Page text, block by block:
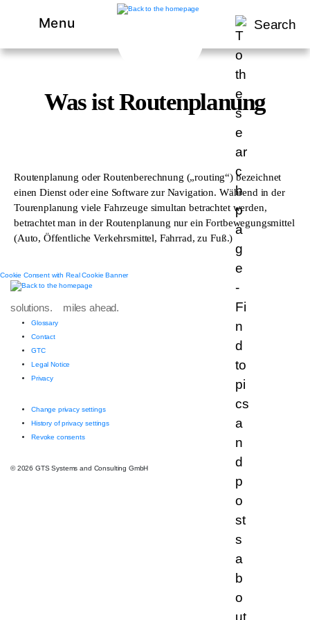
Menu Search
Was ist Routenplanung
Routenplanung oder Routenberechnung („routing“) bezeichnet
einen Dienst oder eine Software zur Navigation. Während in der
Tourenplanung viele Fahrzeuge simultan betrachtet werden,
betrachtet man in der Routenplanung nur ein Fortbewegungsmittel
(Auto, Öffentliche Verkehrsmittel, Fahrrad, zu Fuß.)
Cookie Consent with Real Cookie Banner
solutions. miles ahead.
Glossary
Contact
GTC
Legal Notice
Privacy
Change privacy settings
History of privacy settings
Revoke consents
© 2026 GTS Systems and Consulting GmbH